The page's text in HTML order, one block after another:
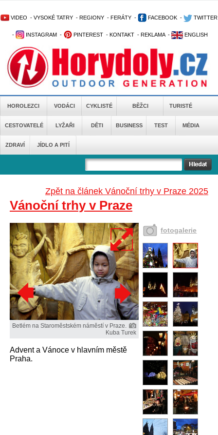
VIDEO - VYSOKÉ TATRY - REGIONY - FERÁTY - FACEBOOK - TWITTER
- INSTAGRAM - PINTEREST - KONTAKT - REKLAMA - ENGLISH
HOROLEZCI VODÁCI CYKLISTÉ BĚŽCI TURISTÉ
CESTOVATELÉ LYŽAŘI DĚTI BUSINESS TEST MÉDIA
ZDRAVÍ JÍDLO A PITÍ
Zpět na článek Vánoční trhy v Praze 2025
Vánoční trhy v Praze
Betlém na Staroměstském náměstí v Praze.
Kuba Turek
Advent a Vánoce v hlavním městě
Praha.
fotogalerie